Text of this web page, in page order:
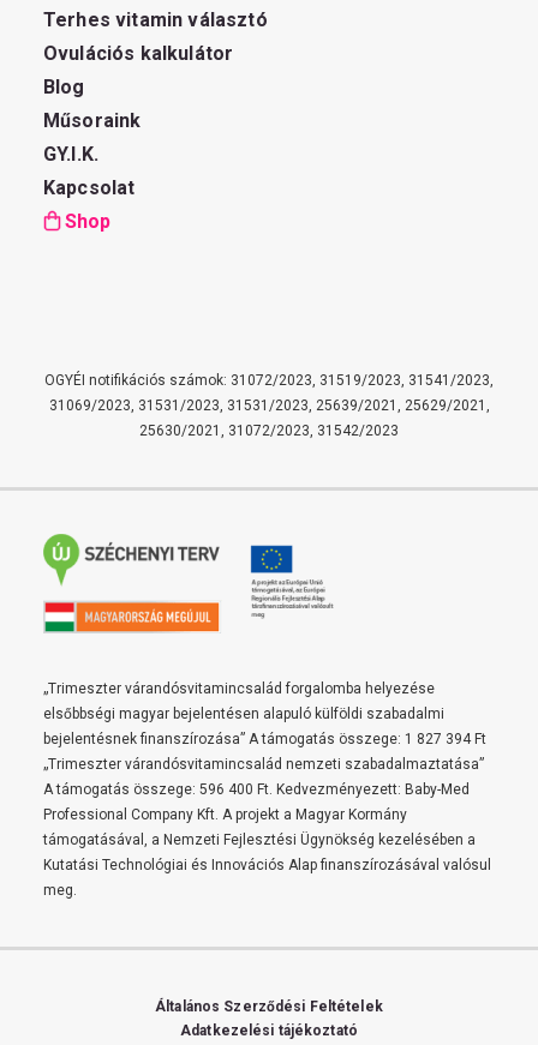
Terhes vitamin választó
Ovulációs kalkulátor
Blog
Műsoraink
GY.I.K.
Kapcsolat
Shop
OGYÉI notifikációs számok: 31072/2023, 31519/2023, 31541/2023,
31069/2023, 31531/2023, 31531/2023, 25639/2021, 25629/2021,
25630/2021, 31072/2023, 31542/2023
„Trimeszter várandósvitamincsalád forgalomba helyezése
elsőbbségi magyar bejelentésen alapuló külföldi szabadalmi
bejelentésnek finanszírozása” A támogatás összege: 1 827 394 Ft
„Trimeszter várandósvitamincsalád nemzeti szabadalmaztatása”
A támogatás összege: 596 400 Ft. Kedvezményezett: Baby-Med
Professional Company Kft. A projekt a Magyar Kormány
támogatásával, a Nemzeti Fejlesztési Ügynökség kezelésében a
Kutatási Technológiai és Innovációs Alap finanszírozásával valósul
meg.
Általános Szerződési Feltételek
Adatkezelési tájékoztató